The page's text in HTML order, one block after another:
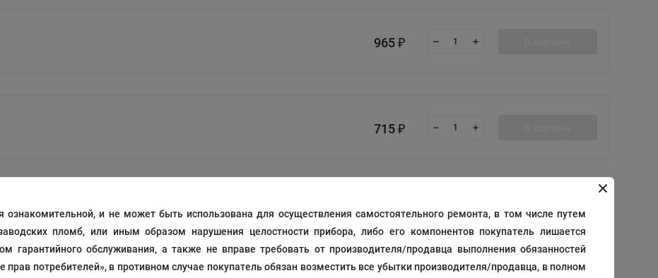
и не может быть использована для осуществления самостоятельного ремонта, в том числе путем
пломб, или иным образом нарушения целостности прибора, либо его компонентов покупатель лишается
гарантийного обслуживания, а также не вправе требовать от производителя/продавца выполнения обязанностей
потребителей», в противном случае покупатель обязан возместить все убытки производителя/продавца, в полном
965 ₽
715 ₽
3 850₽ В корзину